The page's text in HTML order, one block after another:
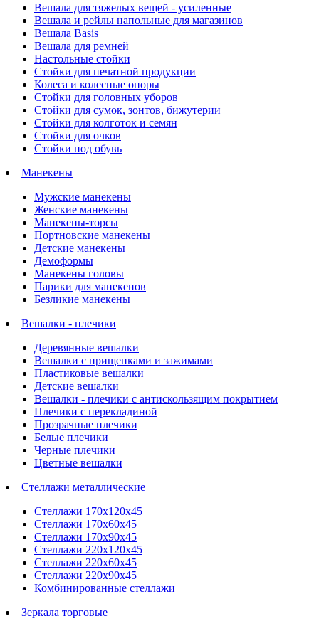
Вешала для тяжелых вещей - усиленные
Вешала и рейлы напольные для магазинов
Вешала Basis
Вешала для ремней
Настольные стойки
Стойки для печатной продукции
Колеса и колесные опоры
Стойки для головных уборов
Стойки для сумок, зонтов, бижутерии
Стойки для колготок и семян
Стойки для очков
Стойки под обувь
Манекены
Мужские манекены
Женские манекены
Манекены-торсы
Портновские манекены
Детские манекены
Демоформы
Манекены головы
Парики для манекенов
Безликие манекены
Вешалки - плечики
Деревянные вешалки
Вешалки с прищепками и зажимами
Пластиковые вешалки
Детские вешалки
Вешалки - плечики с антискользящим покрытием
Плечики с перекладиной
Прозрачные плечики
Белые плечики
Черные плечики
Цветные вешалки
Стеллажи металлические
Стеллажи 170х120х45
Стеллажи 170х60х45
Стеллажи 170х90х45
Стеллажи 220х120х45
Стеллажи 220х60х45
Стеллажи 220х90х45
Комбинированные стеллажи
Зеркала торговые